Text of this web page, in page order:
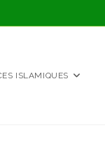
ISLAMIQUES